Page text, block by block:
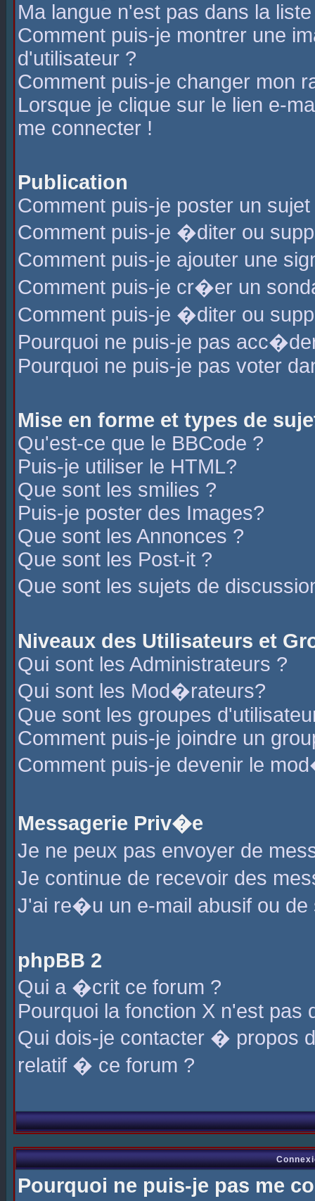
Ma langue n'est pas dans la
Comment puis-je montrer une
d'utilisateur ?
Comment puis-je changer mon
Lorsque je clique sur le lien e-
me connecter !
Publication
Comment puis-je poster un
Comment puis-je �diter ou
Comment puis-je ajouter une
Comment puis-je cr�er un
Comment puis-je �diter ou
Pourquoi ne puis-je pas
Pourquoi ne puis-je pas voter
Mise en forme et types de
Qu'est-ce que le BBCode ?
Puis-je utiliser le HTML?
Que sont les smilies ?
Puis-je poster des Images?
Que sont les Annonces ?
Que sont les Post-it ?
Que sont les sujets de
Niveaux des Utilisateurs et
Qui sont les Administrateurs ?
Qui sont les Mod�rateurs?
Que sont les groupes
Comment puis-je joindre un
Comment puis-je devenir le
Messagerie Priv�e
Je ne peux pas envoyer de
Je continue de recevoir des
J'ai re�u un e-mail abusif ou de
phpBB 2
Qui a �crit ce forum ?
Pourquoi la fonction X n'est pas
Qui dois-je contacter � propos
relatif � ce forum ?
Pourquoi ne puis-je pas me